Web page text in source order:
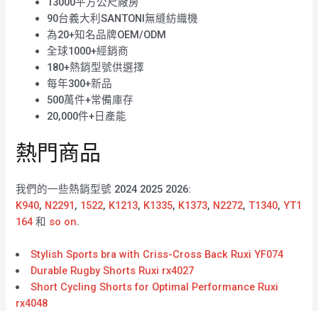
90台義大利SANTONI無縫紡織機
為20+知名品牌OEM/ODM
全球1000+經銷商
180+熱銷型號供選擇
每年300+新品
500萬件+常備庫存
20,000件+日產能
熱門商品
我們的一些熱銷型號 2024 2025 2026:
K940, N2291, 1522, K1213, K1335, K1373, N2272,T1340,YT1
164 和 so on.
Stylish Sports bra with Criss-Cross Back Ruxi YF074
Durable Rugby Shorts Ruxi rx4027
Short Cycling Shorts for Optimal Performance Ruxi
rx4048